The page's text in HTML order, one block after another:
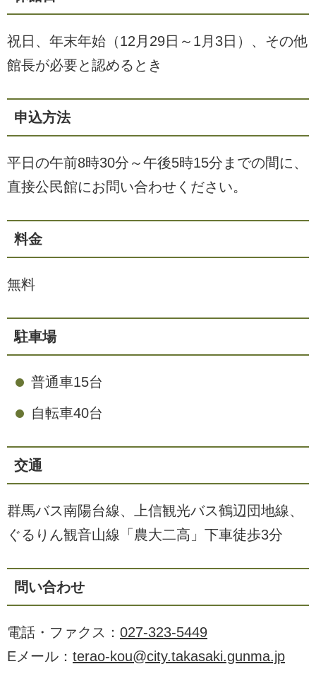
祝日、年末年始（12月29日～1月3日）、その他
館長が必要と認めるとき
申込方法
平日の午前8時30分～午後5時15分までの間に、
直接公民館にお問い合わせください。
料金
無料
駐車場
普通車15台
自転車40台
交通
群馬バス南陽台線、上信観光バス鶴辺団地線、
ぐるりん観音山線「農大二高」下車徒歩3分
問い合わせ
電話・ファクス： 027-323-5449
Eメール： terao-kou@city.takasaki.gunma.jp